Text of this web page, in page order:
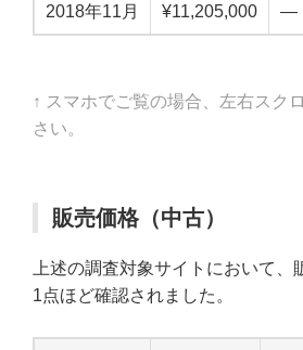
2018年11月 ¥11,205,000 —
↑ スマホでご覧の場合、左右スク
さい。
販売価格（中古）
上述の調査対象サイトにおいて、
1点ほど確認されました。